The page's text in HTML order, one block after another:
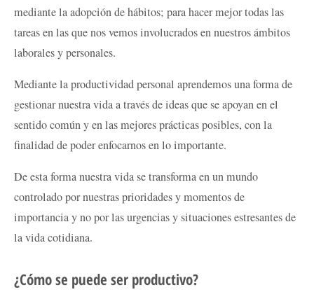
mediante la adopción de hábitos; para hacer mejor todas las
tareas en las que nos vemos involucrados en nuestros ámbitos
laborales y personales.
Mediante la productividad personal aprendemos una forma de
gestionar nuestra vida a través de ideas que se apoyan en el
sentido común y en las mejores prácticas posibles, con la
finalidad de poder enfocarnos en lo importante.
De esta forma nuestra vida se transforma en un mundo
controlado por nuestras prioridades y momentos de
importancia y no por las urgencias y situaciones estresantes de
la vida cotidiana.
¿Cómo se puede ser productivo?